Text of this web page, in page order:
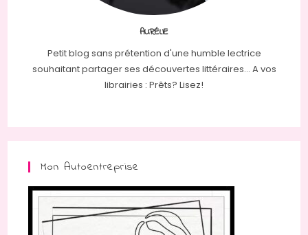
AURÉLIE
Petit blog sans prétention d'une humble lectrice
souhaitant partager ses découvertes littéraires... A vos
librairies : Prêts? Lisez!
Mon Autoentreprise